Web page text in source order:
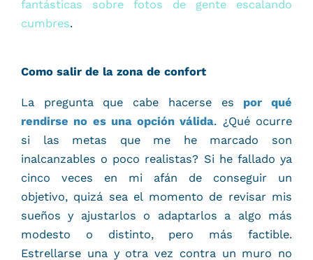
fantásticas sobre fotos de gente escalando
cumbres.
Como salir de la zona de confort
La pregunta que cabe hacerse es por qué
rendirse no es una opción válida. ¿Qué ocurre
si las metas que me he marcado son
inalcanzables o poco realistas? Si he fallado ya
cinco veces en mi afán de conseguir un
objetivo, quizá sea el momento de revisar mis
sueños y ajustarlos o adaptarlos a algo más
modesto o distinto, pero más factible.
Estrellarse una y otra vez contra un muro no